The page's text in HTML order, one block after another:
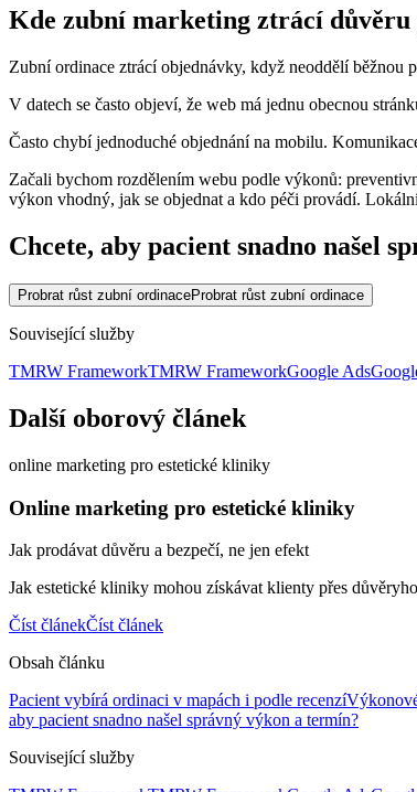
Kde zubní marketing ztrácí důvěru
Zubní ordinace ztrácí objednávky, když neoddělí běžnou
V datech se často objeví, že web má jednu obecnou
Často chybí jednoduché objednání na mobilu.
Začali bychom rozdělením webu podle výkonů:
výkon vhodný, jak se objednat a kdo péči provádí.
Chcete, aby pacient snadno našel
Probrat růst zubní ordinaceProbrat růst zubní ordinace
Související služby
TMRW FrameworkTMRW FrameworkGoogle Ads
Další oborový článek
online marketing pro estetické kliniky
Online marketing pro estetické kliniky
Jak prodávat důvěru a bezpečí, ne jen efekt
Jak estetické kliniky mohou získávat klienty přes
Číst článekČíst článek
Obsah článku
Pacient vybírá ordinaci v mapách i podle recenzí
aby pacient snadno našel správný výkon a termín?
Související služby